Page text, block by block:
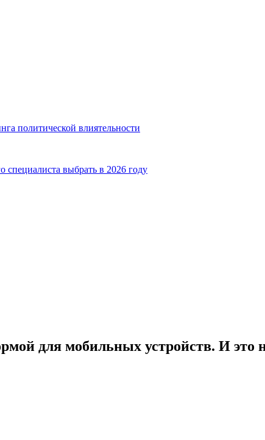
политической влиятельности
специалиста выбрать в 2026 году
для мобильных устройств. И это